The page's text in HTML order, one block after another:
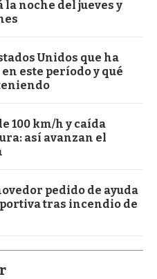
noche del jueves y
Unidos que ha
este período y qué
100 km/h y caída
así avanzan el
pedido de ayuda
tras incendio de